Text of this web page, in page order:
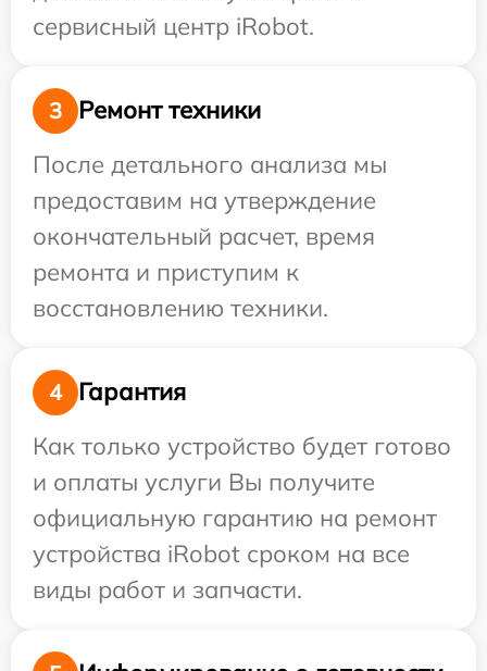
сервисный центр iRobot.
3
Ремонт техники
После детального анализа мы
предоставим на утверждение
окончательный расчет, время
ремонта и приступим к
восстановлению техники.
4
Гарантия
Как только устройство будет готово
и оплаты услуги Вы получите
официальную гарантию на ремонт
устройства iRobot сроком на все
виды работ и запчасти.